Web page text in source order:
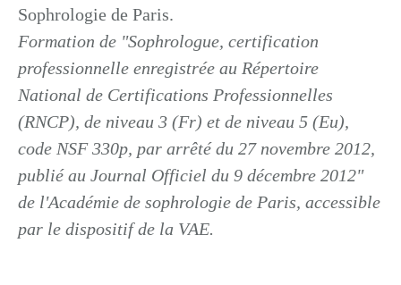
Sophrologie de Paris.
Formation de "Sophrologue, certification
professionnelle enregistrée au Répertoire
National de Certifications Professionnelles
(RNCP), de niveau 3 (Fr) et de niveau 5 (Eu),
code NSF 330p, par arrêté du 27 novembre 2012,
publié au Journal Officiel du 9 décembre 2012"
de l'Académie de sophrologie de Paris, accessible
par le dispositif de la VAE.